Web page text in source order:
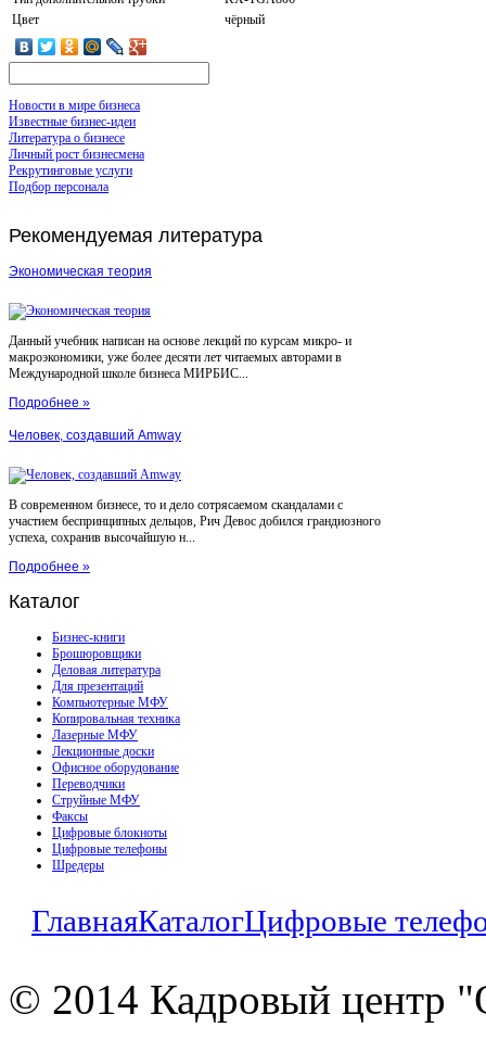
Цвет
чёрный
Новости в мире бизнеса
Известные бизнес-идеи
Литература о бизнесе
Личный рост бизнесмена
Рекрутинговые услуги
Подбор персонала
Рекомендуемая литература
Экономическая теория
Данный учебник написан на основе лекций по курсам микро- и
макроэкономики, уже более десяти лет читаемых авторами в
Международной школе бизнеса МИРБИС...
Подробнее »
Человек, создавший Amway
В современном бизнесе, то и дело сотрясаемом скандалами с
участием беспринципных дельцов, Рич Девос добился грандиозного
успеха, сохранив высочайшую н...
Подробнее »
Каталог
Бизнес-книги
Брошюровщики
Деловая литература
Для презентаций
Компьютерные МФУ
Копировальная техника
Лазерные МФУ
Лекционные доски
Офисное оборудование
Переводчики
Струйные МФУ
Факсы
Цифровые блокноты
Цифровые телефоны
Шредеры
ГлавнаяКаталогЦифровые
© 2014 Кадровый центр